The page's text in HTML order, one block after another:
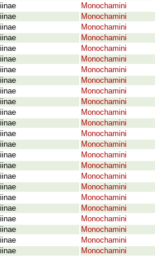
Monochamini
Monochamini
Monochamini
Monochamini
Monochamini
Monochamini
Monochamini
Monochamini
Monochamini
Monochamini
Monochamini
Monochamini
Monochamini
Monochamini
Monochamini
Monochamini
Monochamini
Monochamini
Monochamini
Monochamini
Monochamini
Monochamini
Monochamini
Monochamini